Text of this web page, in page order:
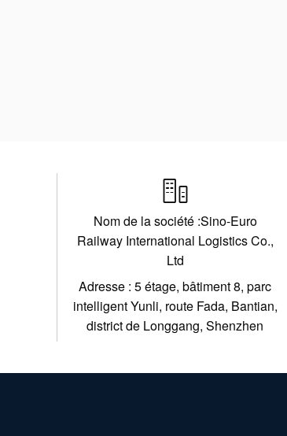

Nom de la société :Sino-Euro
Railway International Logistics Co.,
Ltd
Adresse : 5 étage, bâtiment 8, parc
intelligent Yunli, route Fada, Bantian,
district de Longgang, Shenzhen